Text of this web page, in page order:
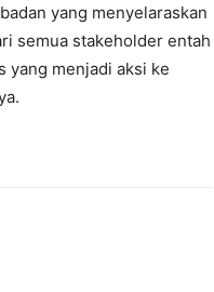
yang menyelaraskan
semua stakeholder entah
yang menjadi aksi ke